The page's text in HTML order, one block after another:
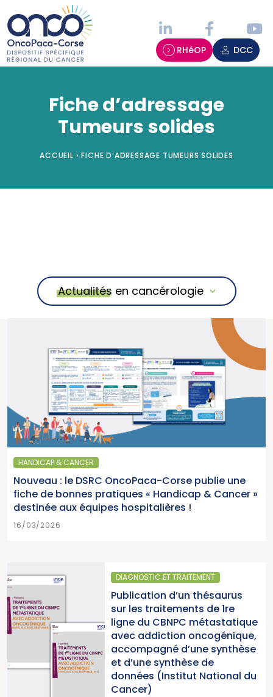
RHéOP DCC
Fiche d’adressage
Tumeurs solides
ACCUEIL › FICHE D’ADRESSAGE TUMEURS SOLIDES
Actualités en cancérologie
HANDICAP & CANCER
Nouveau : le DSRC OncoPaca-Corse publie une
fiche de bonnes pratiques « Handicap & Cancer »
destinée aux équipes hospitalières !
16/03/2026
DIAGNOSTIC ET TRAITEMENT
Publication d’un thésaurus
sur les traitements de 1re
ligne du CBNPC métastatique
avec addiction oncogénique,
accompagné d’une synthèse
et d’une synthèse de
données (Institut National du
Cancer)
Panneau de gestion des cookies